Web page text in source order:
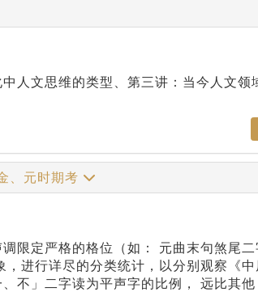
人文思维的类型、第三讲：当今人文领
、元时期考
限定严格的格位（如： 元曲末句煞尾
进行详尽的分类统计，以分别观察《中
不」二字读为平声字的比例， 远比其